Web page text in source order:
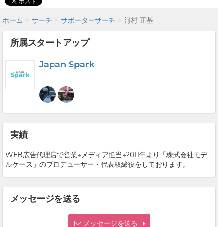
ホーム サーチ サポーターサーチ 河村 正基
所属スタートアップ
Japan Spark
実績
WEB広告代理店で営業→メディア担当→2011年より「株式会社モデ
ルケース」のプロデューサー・代表取締役をしております。
メッセージを送る
メッセージを送る